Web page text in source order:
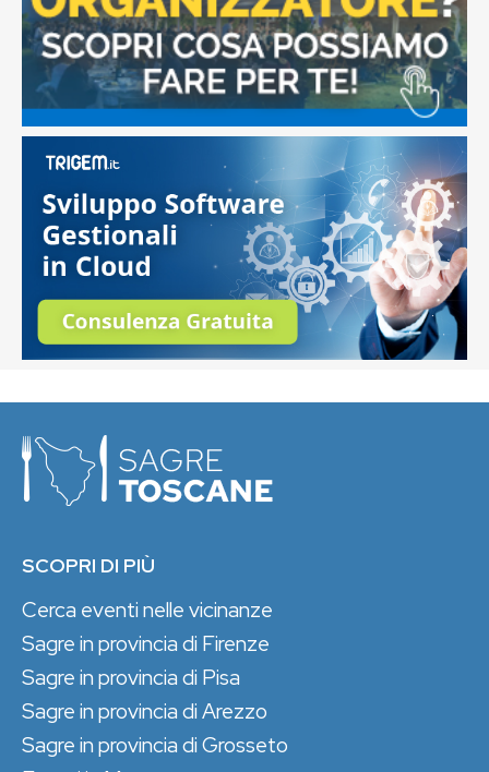
SCOPRI DI PIÙ
Cerca eventi nelle vicinanze
Sagre in provincia di Firenze
Sagre in provincia di Pisa
Sagre in provincia di Arezzo
Sagre in provincia di Grosseto